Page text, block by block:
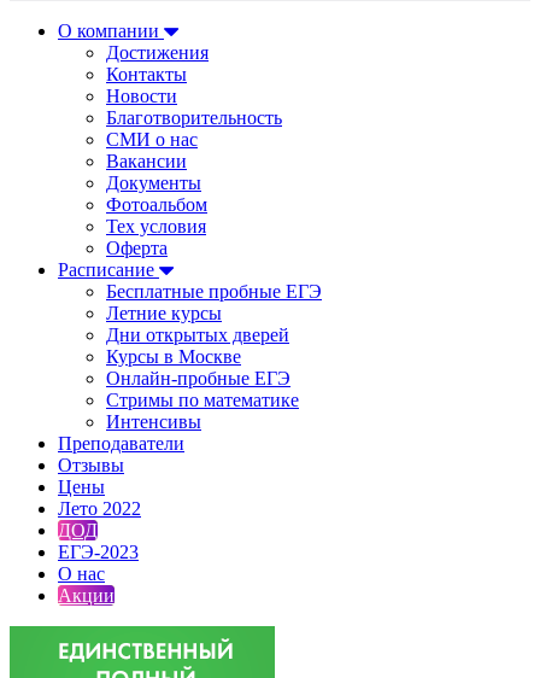
О компании
Достижения
Контакты
Новости
Благотворительность
СМИ о нас
Вакансии
Документы
Фотоальбом
Тех условия
Оферта
Расписание
Бесплатные пробные ЕГЭ
Летние курсы
Дни открытых дверей
Курсы в Москве
Онлайн-пробные ЕГЭ
Стримы по математике
Интенсивы
Преподаватели
Отзывы
Цены
Лето 2022
ДОД
ЕГЭ-2023
О нас
Акции